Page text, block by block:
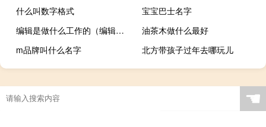
什么叫数字格式
宝宝巴士名字
编辑是做什么工作的（编辑是做什么的）
油茶木做什么最好
m品牌叫什么名字
北方带孩子过年去哪玩儿
☚